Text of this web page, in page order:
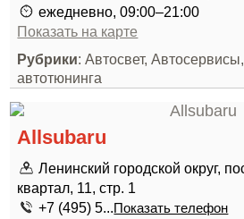
ежедневно, 09:00–21:00
Показать на карте
Рубрики: Автосвет,
автотюнинга
Allsubaru
Ленинский городской округ,
квартал, 11, стр. 1
+7 (495) 5...Показать телефон